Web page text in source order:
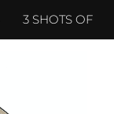
3 SHOTS OF